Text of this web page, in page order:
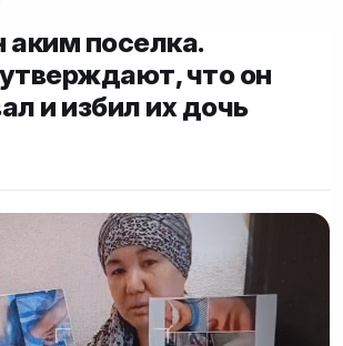
аким поселка.
что он
и избил их дочь